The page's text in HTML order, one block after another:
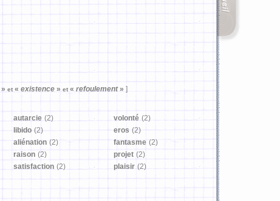
» et « existence » et « refoulement» ]
autarcie (2) volonté (2)
libido (2) eros (2)
aliénation (2) fantasme (2)
raison (2) projet (2)
satisfaction (2) plaisir (2)